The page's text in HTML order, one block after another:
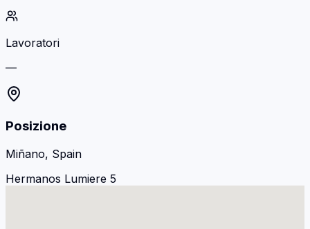
Lavoratori
—
Posizione
Miñano, Spain
Hermanos Lumiere 5